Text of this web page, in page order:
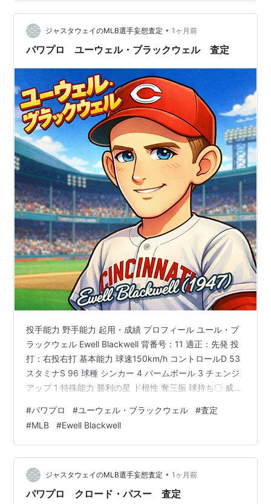
スを考慮。 ・コントロール：B 78 1940年のBB/9は…
ジャスタウェイのMLB選手妄想査定 • 1ヶ月前
パワプロ ユーウェル・ブラックウェル 査定
投手能力 野手能力 起用・成績 プロフィール ユール・ブ
ラックウェル Ewell Blackwell 背番号：11 適正：先発 投
打：右投右打 基本能力 球速150km/h コントロールD 53
スタミナS 96 球種 シンカー 4 パームボール 3 チェンジ
アップ 1 特殊能力 勝利の星 ド根性 奪三振 球持ち〇 威圧
理由（投手）】 ・球速 150km/h SABRの「速球で圧倒す
る投手」という明確な記述に基づき、当時のメジャー最
高峰の速度として算定。 ・コントロール D 53 1947年デ
ータ「273.0回で95四球、与四球率3.1…
#パワプロ #ユーウェル・ブラックウェル #査定
#MLB #Ewell Blackwell
ジャスタウェイのMLB選手妄想査定 • 1ヶ月前
パワプロ クロード・パスー 査定